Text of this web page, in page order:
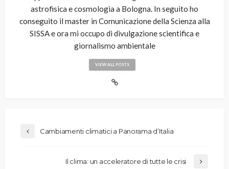
astrofisica e cosmologia a Bologna. In seguito ho
conseguito il master in Comunicazione della Scienza alla
SISSA e ora mi occupo di divulgazione scientifica e
giornalismo ambientale
VIEW ALL POSTS
Cambiamenti climatici a Panorama d’Italia
Il clima: un acceleratore di tutte le crisi